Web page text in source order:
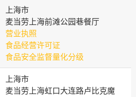
上海市
麦当劳上海前滩公园巷餐厅
营业执照
食品经营许可证
食品安全监督量化分级
上海市
麦当劳上海虹口大连路卢比克魔